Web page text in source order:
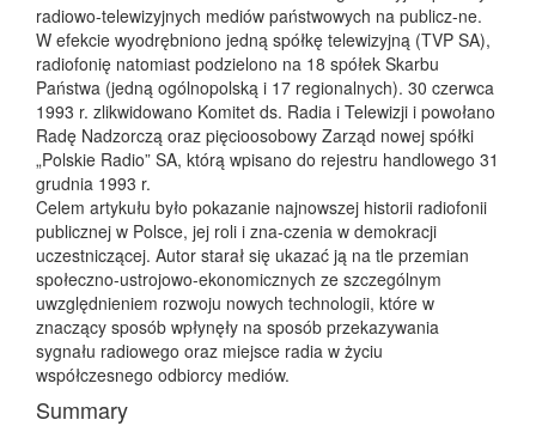
radiowo-telewizyjnych mediów państwowych na publicz-ne.
W efekcie wyodrębniono jedną spółkę telewizyjną (TVP SA),
radiofonię natomiast podzielono na 18 spółek Skarbu
Państwa (jedną ogólnopolską i 17 regionalnych). 30 czerwca
1993 r. zlikwidowano Komitet ds. Radia i Telewizji i powołano
Radę Nadzorczą oraz pięcioosobowy Zarząd nowej spółki
„Polskie Radio” SA, którą wpisano do rejestru handlowego 31
grudnia 1993 r.
Celem artykułu było pokazanie najnowszej historii radiofonii
publicznej w Polsce, jej roli i zna-czenia w demokracji
uczestniczącej. Autor starał się ukazać ją na tle przemian
społeczno-ustrojowo-ekonomicznych ze szczególnym
uwzględnieniem rozwoju nowych technologii, które w
znaczący sposób wpłynęły na sposób przekazywania
sygnału radiowego oraz miejsce radia w życiu
współczesnego odbiorcy mediów.
Summary